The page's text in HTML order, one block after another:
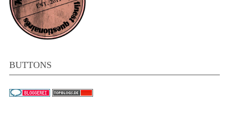
BUTTONS